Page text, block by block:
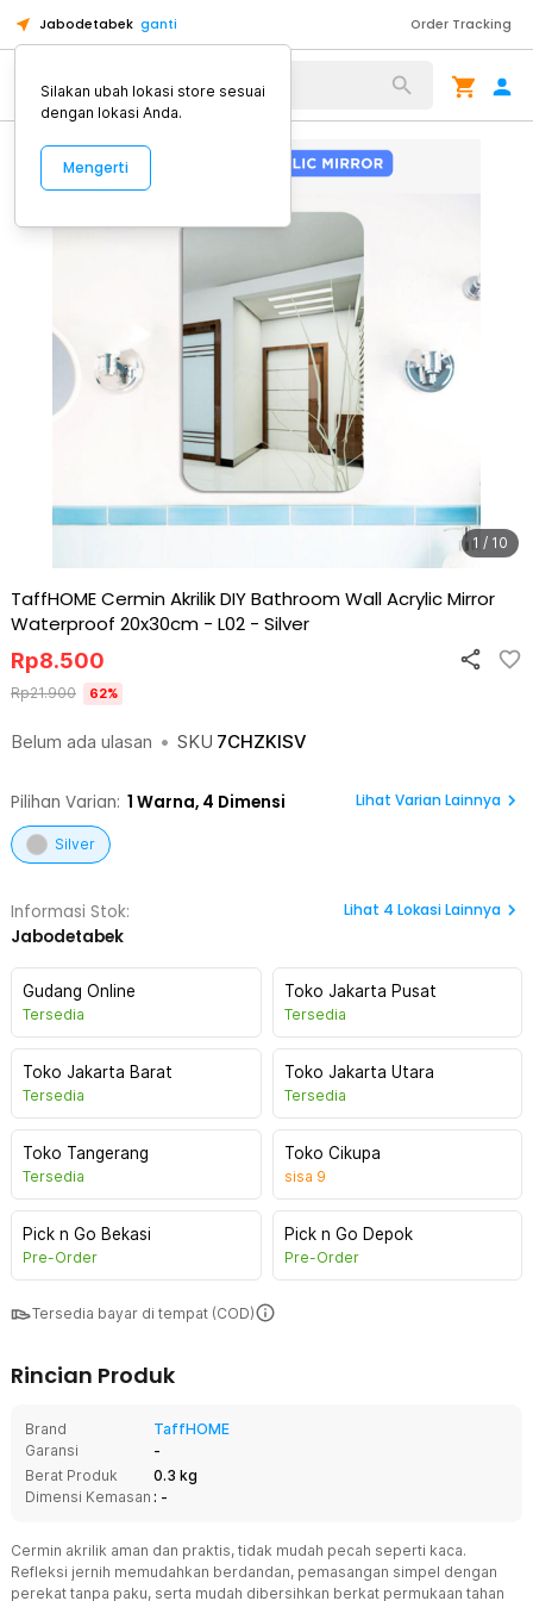
Jabodetabek ganti Order Tracking
Alat Kopi
1 / 10
TaffHOME Cermin Akrilik DIY Bathroom Wall Acrylic Mirror
Waterproof 20x30cm - L02 - Silver
Belum ada ulasan • SKU 7CHZKISV
Rp8.500
Rp21.900 62%
Pilihan Varian: 1 Warna, 4 Dimensi Lihat Varian Lainnya
Silver
Informasi Stok:
Jabodetabek
Lihat 4 Lokasi Lainnya
Gudang Online
Tersedia
Toko Jakarta Pusat
Tersedia
Toko Jakarta Barat
Tersedia
Toko Jakarta Utara
Tersedia
Toko Tangerang
Tersedia
Toko Cikupa
sisa 9
Pick n Go Bekasi
Pre-Order
Pick n Go Depok
Pre-Order
Tersedia bayar di tempat (COD)
Rincian Produk
Brand
TaffHOME
Garansi
-
Berat Produk
0.3 kg
Dimensi Kemasan : -
Cermin akrilik aman dan praktis, tidak mudah pecah seperti kaca.
Refleksi jernih memudahkan berdandan, pemasangan simpel dengan
perekat tanpa paku, serta mudah dibersihkan berkat permukaan tahan
Silakan ubah lokasi store sesuai
dengan lokasi Anda.
Mengerti